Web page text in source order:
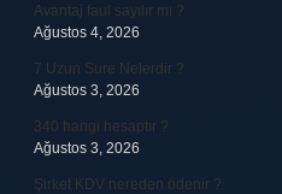
Avantaj faul sayılır mı ?
Ağustos 4, 2026
7 Uzun Sure Nelerdir ?
Ağustos 3, 2026
340 hangi hesaptır ?
Ağustos 3, 2026
Şirket KDV nereden ödenir ?